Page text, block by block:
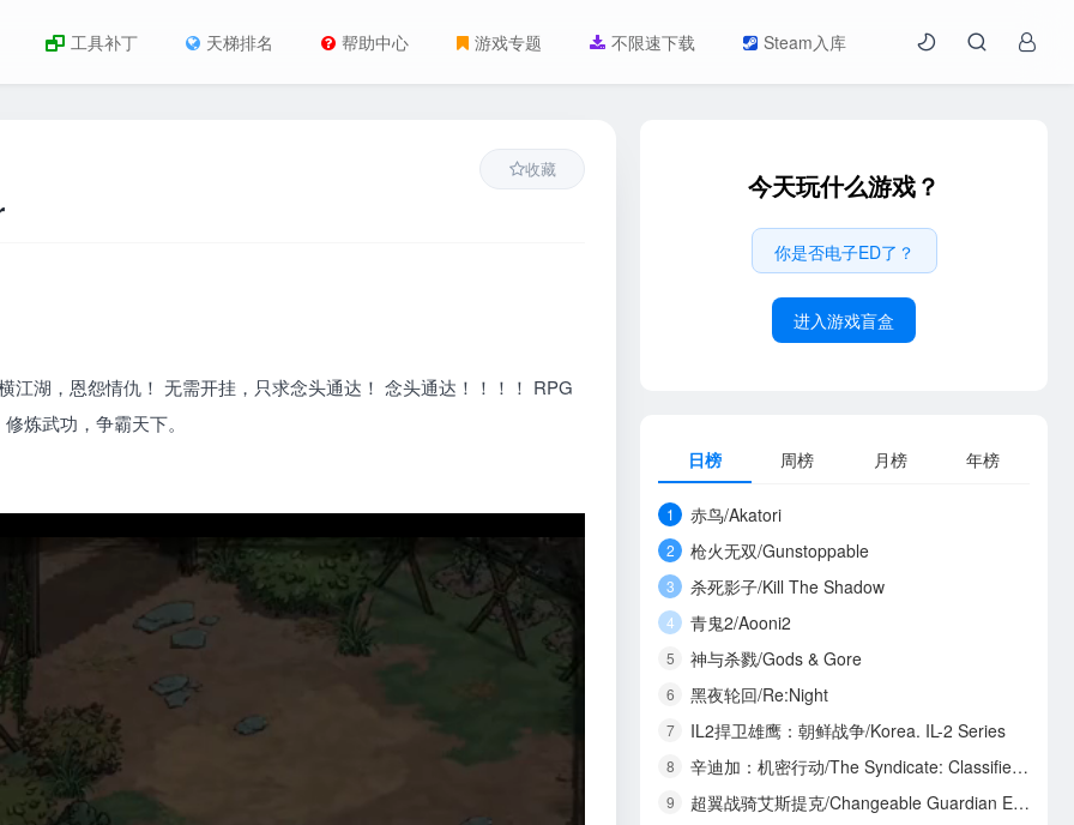
工具补丁 天梯排名 帮助中心 游戏专题 不限速下载 Steam入库
收藏
湖，恩怨情仇！ 无需开挂，只求念头通达！ 念头通达！！！！ RPG
炼武功，争霸天下。
今天玩什么游戏？
你是否电子ED了？
进入游戏盲盒
日榜 周榜 月榜 年榜
1 赤鸟/Akatori
2 枪火无双/Gunstoppable
3 杀死影子/Kill The Shadow
4 青鬼2/Aooni2
5 神与杀戮/Gods & Gore
6 黑夜轮回/Re:Night
7 IL2捍卫雄鹰：朝鲜战争/Korea. IL-2 Series
8 辛迪加：机密行动/The Syndicate: Classified Operations
9 超翼战骑艾斯提克/Changeable Guardian ESTIQUE